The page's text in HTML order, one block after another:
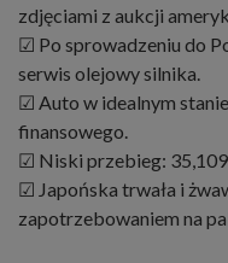
zdjęciami z aukcji
☑ Po sprowadzeniu do
serwis olejowy silnika.
☑ Auto w idealnym
finansowego.
☑ Niski przebieg:
☑ Japońska trwała i
zapotrzebowaniem na